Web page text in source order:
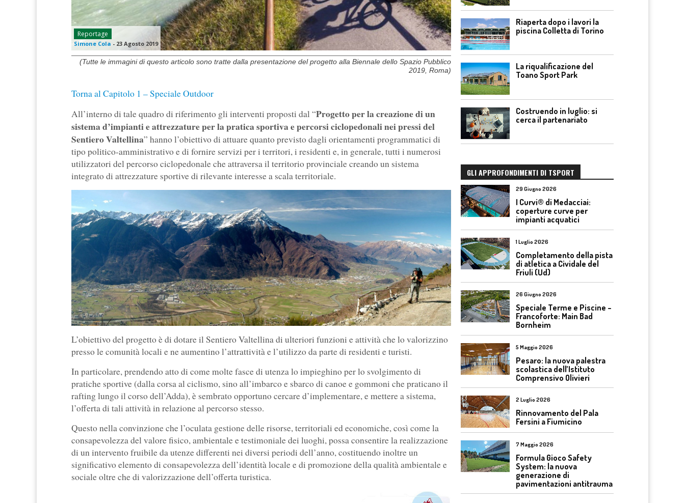
Reportage
Simone Cola - 23 Agosto 2019
(Tutte le immagini di questo articolo sono tratte dalla presentazione del progetto alla Biennale dello Spazio Pubblico
2019, Roma)
Torna al Capitolo 1 – Speciale Outdoor
All’interno di tale quadro di riferimento gli interventi proposti dal “Progetto per la creazione di un
sistema d’impianti e attrezzature per la pratica sportiva e percorsi ciclopedonali nei pressi del
Sentiero Valtellina” hanno l’obiettivo di attuare quanto previsto dagli orientamenti programmatici di
tipo politico-amministrativo e di fornire servizi per i territori, i residenti e, in generale, tutti i numerosi
utilizzatori del percorso ciclopedonale che attraversa il territorio provinciale creando un sistema
integrato di attrezzature sportive di rilevante interesse a scala territoriale.
L’obiettivo del progetto è di dotare il Sentiero Valtellina di ulteriori funzioni e attività che lo valorizzino
presso le comunità locali e ne aumentino l’attrattività e l’utilizzo da parte di residenti e turisti.
In particolare, prendendo atto di come molte fasce di utenza lo impieghino per lo svolgimento di
pratiche sportive (dalla corsa al ciclismo, sino all’imbarco e sbarco di canoe e gommoni che praticano il
rafting lungo il corso dell’Adda), è sembrato opportuno cercare d’implementare, e mettere a sistema,
l’offerta di tali attività in relazione al percorso stesso.
Questo nella convinzione che l’oculata gestione delle risorse, territoriali ed economiche, così come la
consapevolezza del valore fisico, ambientale e testimoniale dei luoghi, possa consentire la realizzazione
di un intervento fruibile da utenze differenti nei diversi periodi dell’anno, costituendo inoltre un
significativo elemento di consapevolezza dell’identità locale e di promozione della qualità ambientale e
sociale oltre che di valorizzazione dell’offerta turistica.
Riaperta dopo i lavori la
piscina Colletta di Torino
La riqualificazione del
Toano Sport Park
Costruendo in luglio: si
cerca il partenariato
GLI APPROFONDIMENTI DI TSPORT
29 Giugno 2026
I Curvi® di Medacciai:
coperture curve per
impianti acquatici
1 Luglio 2026
Completamento della pista
di atletica a Cividale del
Friuli (Ud)
26 Giugno 2026
Speciale Terme e Piscine –
Francoforte: Main Bad
Bornheim
5 Maggio 2026
Pesaro: la nuova palestra
scolastica dell’Istituto
Comprensivo Olivieri
2 Luglio 2026
Rinnovamento del Pala
Fersini a Fiumicino
7 Maggio 2026
Formula Gioco Safety
System: la nuova
generazione di
pavimentazioni antitrauma